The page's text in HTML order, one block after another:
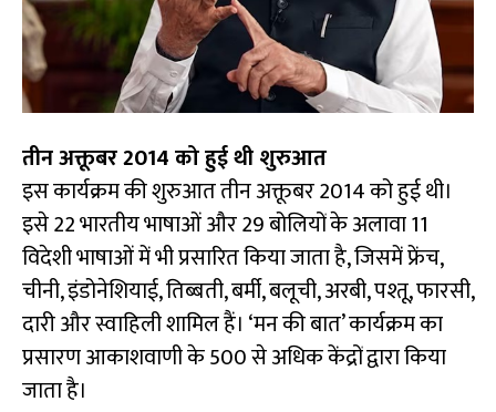
तीन अक्तूबर 2014 को हुई थी शुरुआत
इस कार्यक्रम की शुरुआत तीन अक्तूबर 2014 को हुई थी।
इसे 22 भारतीय भाषाओं और 29 बोलियों के अलावा 11
विदेशी भाषाओं में भी प्रसारित किया जाता है, जिसमें फ्रेंच,
चीनी, इंडोनेशियाई, तिब्बती, बर्मी, बलूची, अरबी, पश्तू, फारसी,
दारी और स्वाहिली शामिल हैं। ‘मन की बात’ कार्यक्रम का
प्रसारण आकाशवाणी के 500 से अधिक केंद्रों द्वारा किया
जाता है।